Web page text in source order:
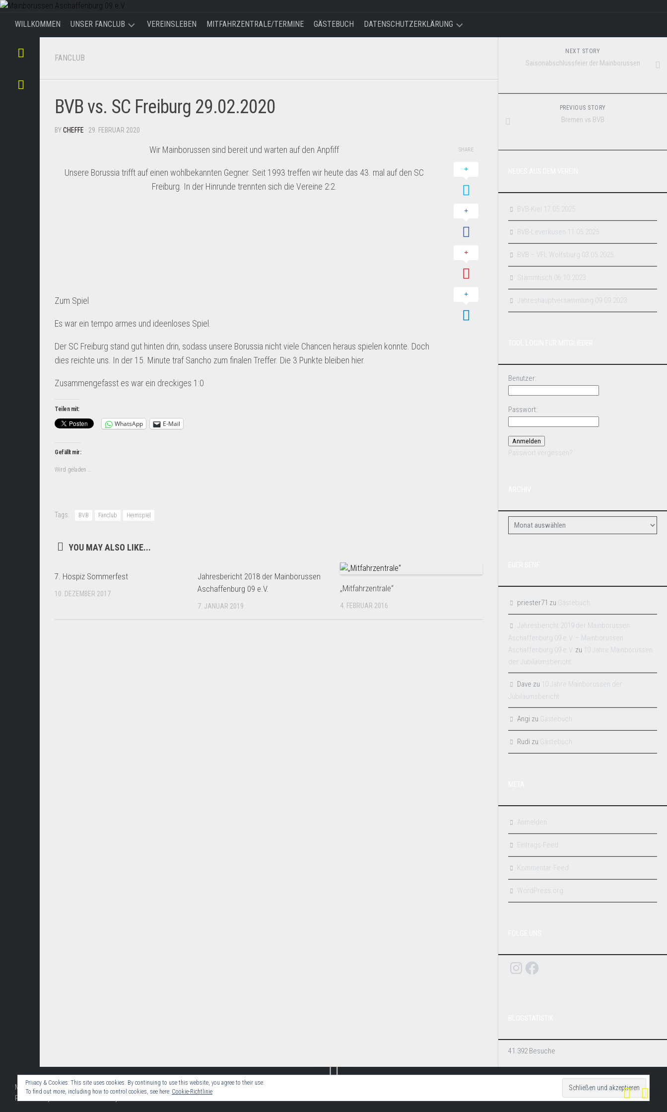
Skip
content
WILLKOMMEN UNSER FANCLUB
WIR
ENTSTAND
UNSER
VEREINSLEBEN MITFAHRZENTRALE/TERMINE GÄSTEBUCH DATENSCHUTZERKLÄRUNG
FANCLUB
BVB vs. SC Freiburg 29.02.2020
BYCHEFFE · 29. FEBRUAR 2020
Wir Mainborussen sind bereit und warten auf den Anpfiff
Unsere Borussia trifft auf einen wohlbekannten Gegner. Seit 1993 treffen wir heute das 43. mal auf den SC
Freiburg. In der Hinrunde trennten sich die Vereine 2:2.
Zum Spiel
Es war ein tempo armes und ideenloses Spiel.
Der SC Freiburg stand gut hinten drin, sodass unsere Borussia nicht viele Chancen heraus spielen konnte. Doch
dies reichte uns. In der 15. Minute traf Sancho zum finalen Treffer. Die 3 Punkte bleiben hier.
Zusammengefasst es war ein dreckiges 1:0
Teilen mit:
WhatsApp E-Mail
Gefällt mir:
Wird geladen …
SHARE
Tags: BVB Fanclub Heimspiel
YOU MAY ALSO LIKE...
7. Hospiz Sommerfest
10. DEZEMBER 2017
Jahresbericht 2018 der Mainborussen
Aschaffenburg 09 e.V.
7. JANUAR 2019
„Mitfahrzentrale“
4. FEBRUAR 2016
NEXT STORY
Saisonabschlussfeier der Mainborussen
PREVIOUS STORY
Bremen vs BVB
BVB-Kiel 17.05.2025
BVB-Leverkusen 11.05.2025
BVB – VFL Wolfsburg 03.05.2025
Stammtisch 06.10.2023
Jahreshauptversammlung 09.09.2023
Benutzer:
Passwort:
Passwort vergessen?
priester71 zu Gästebuch
Jahresbericht 2019 der Mainborussen
Aschaffenburg 09 e.V. – Mainborussen
Aschaffenburg 09 e.V. zu 10 Jahre Mainborussen
der Jubiläumsbericht
Dave zu 10 Jahre Mainborussen der
Jubiläumsbericht
Angi zu Gästebuch
Rudi zu Gästebuch
Anmelden
Eintrags-Feed
Kommentar-Feed
WordPress.org
InstagramFacebook
Privacy & Cookies: This site uses cookies. By continuing to use this website, you agree to their use.
To find out more, including how to control cookies, see here: Cookie-Richtlinie
41.392 Besuche
Mainborussen Aschaffenburg 09 e.V. © 2026. All Rights Reserved.
Powered by
. Theme by